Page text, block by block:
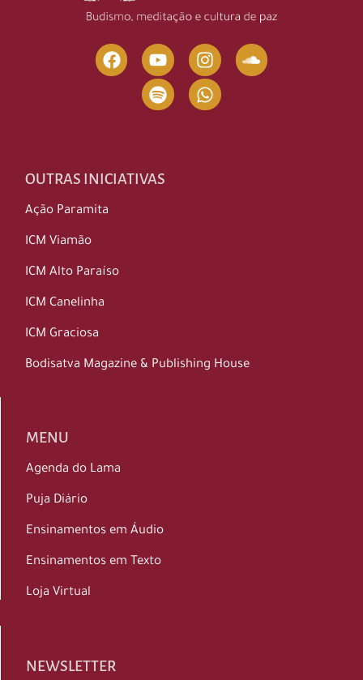
OUTRAS INICIATIVAS
Ação Paramita
ICM Viamão
ICM Alto Paraíso
ICM Canelinha
ICM Graciosa
Bodisatva Magazine & Publishing House
MENU
Agenda do Lama
Puja Diário
Ensinamentos em Áudio
Ensinamentos em Texto
Loja Virtual
NEWSLETTER